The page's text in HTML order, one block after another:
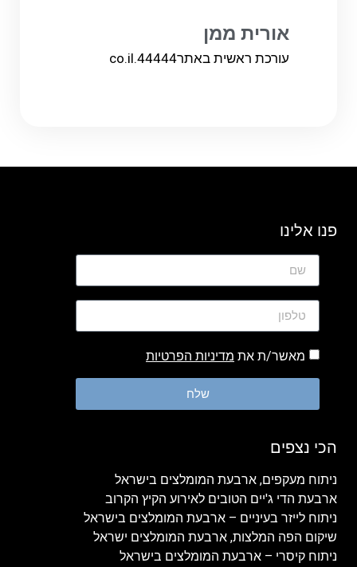
אורית ממן
עורכת ראשית באתר44444.co.il
פנו אלינו
מאשר/ת את מדיניות הפרטיות
שלח
הכי נצפים
ניתוח מעקפים, ארבעת המומלצים בישראל
ארבעת הדי ג'יים הטובים לאירוע הקיץ הקרוב
ניתוח לייזר בעיניים – ארבעת המומלצים בישראל
שיקום הפה המלצות, ארבעת המומלצים ישראל
ניתוח קיסרי – ארבעת המומלצים בישראל